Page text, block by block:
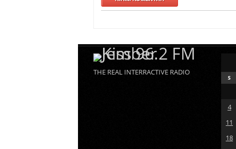
THE REAL INTERRACTIVE RADIO
S
4
11
18